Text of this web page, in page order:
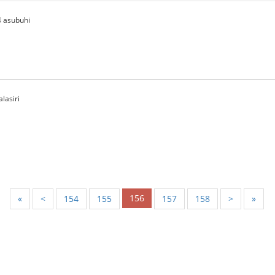
asubuhi
« < 154 155 156 157 158 > »